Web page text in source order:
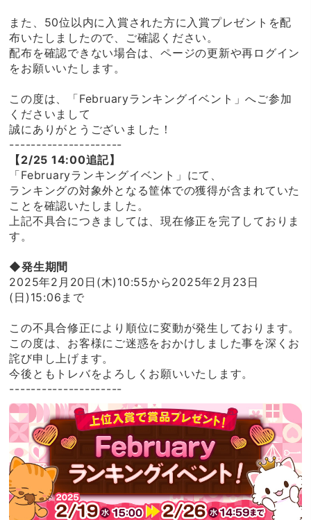
また、50位以内に入賞された方に入賞プレゼントを配
布いたしましたので、ご確認ください。
配布を確認できない場合は、ページの更新や再ログイン
をお願いいたします。
この度は、「Februaryランキングイベント」へご参加
くださいまして
誠にありがとうございました！
---------------------
【2/25 14:00追記】
「Februaryランキングイベント」にて、
ランキングの対象外となる筐体での獲得が含まれていた
ことを確認いたしました。
上記不具合につきましては、現在修正を完了しておりま
す。
◆発生期間
2025年2月20日(木)10:55から2025年2月23日
(日)15:06まで
この不具合修正により順位に変動が発生しております。
この度は、お客様にご迷惑をおかけしました事を深くお
詫び申し上げます。
今後ともトレバをよろしくお願いいたします。
---------------------